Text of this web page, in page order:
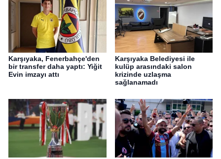
Karşıyaka, Fenerbahçe'den
bir transfer daha yaptı: Yiğit
Evin imzayı attı
Karşıyaka Belediyesi ile
kulüp arasındaki salon
krizinde uzlaşma
sağlanamadı